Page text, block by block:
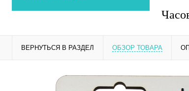
ВЕРНУТЬСЯ В РАЗДЕЛ ОБЗОР ТОВАРА